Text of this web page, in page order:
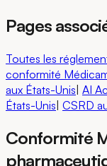
Pages
Toutes les
conformité
aux États-Unis| AI
États-Unis| CSRD
Conformité